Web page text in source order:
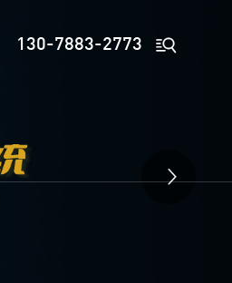
130-7883-2773 
